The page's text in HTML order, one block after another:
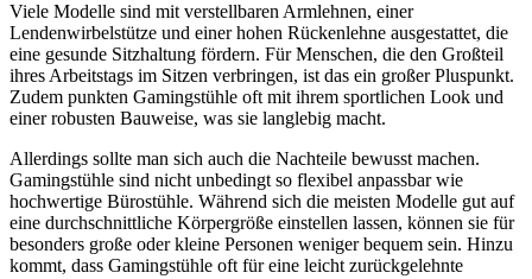
Viele Modelle sind mit verstellbaren Armlehnen, einer
Lendenwirbelstütze und einer hohen Rückenlehne ausgestattet, die
eine gesunde Sitzhaltung fördern. Für Menschen, die den Großteil
ihres Arbeitstags im Sitzen verbringen, ist das ein großer Pluspunkt.
Zudem punkten Gamingstühle oft mit ihrem sportlichen Look und
einer robusten Bauweise, was sie langlebig macht.
Allerdings sollte man sich auch die Nachteile bewusst machen.
Gamingstühle sind nicht unbedingt so flexibel anpassbar wie
hochwertige Bürostühle. Während sich die meisten Modelle gut auf
eine durchschnittliche Körpergröße einstellen lassen, können sie für
besonders große oder kleine Personen weniger bequem sein. Hinzu
kommt, dass Gamingstühle oft für eine leicht zurückgelehnte